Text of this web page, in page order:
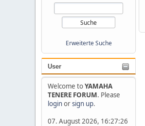
Erweiterte Suche
User
Welcome toYAMAHA
TENERE FORUM. Please
loginorsign up.
07. August 2026, 16:27:26